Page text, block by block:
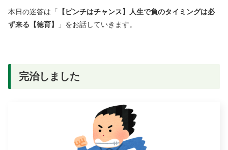
本日の迷答は「
【ピンチはチャンス】人生で負のタイミングは必
ず来る【徳育】
」をお話していきます。
完治しました